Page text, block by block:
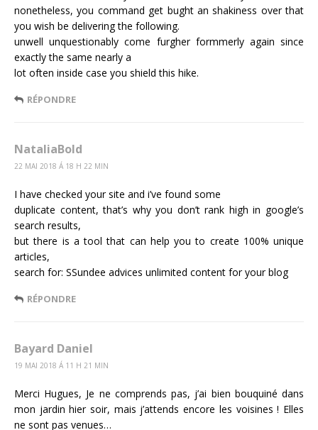
nonetheless, you command get bught an shakiness over that
you wish be delivering the following.
unwell unquestionably come furgher formmerly again since
exactly the same nearly a
lot often inside case you shield this hike.
RÉPONDRE
NataliaBold
22 MAI 2018 Á 18 H 22 MIN
I have checked your site and i’ve found some
duplicate content, that’s why you don’t rank high in google’s
search results,
but there is a tool that can help you to create 100% unique
articles,
search for: SSundee advices unlimited content for your blog
RÉPONDRE
Bayard Daniel
19 MAI 2018 Á 11 H 21 MIN
Merci Hugues, Je ne comprends pas, j’ai bien bouquiné dans
mon jardin hier soir, mais j’attends encore les voisines ! Elles
ne sont pas venues…